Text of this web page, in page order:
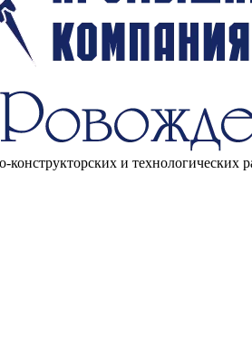
конструкторских и технологических